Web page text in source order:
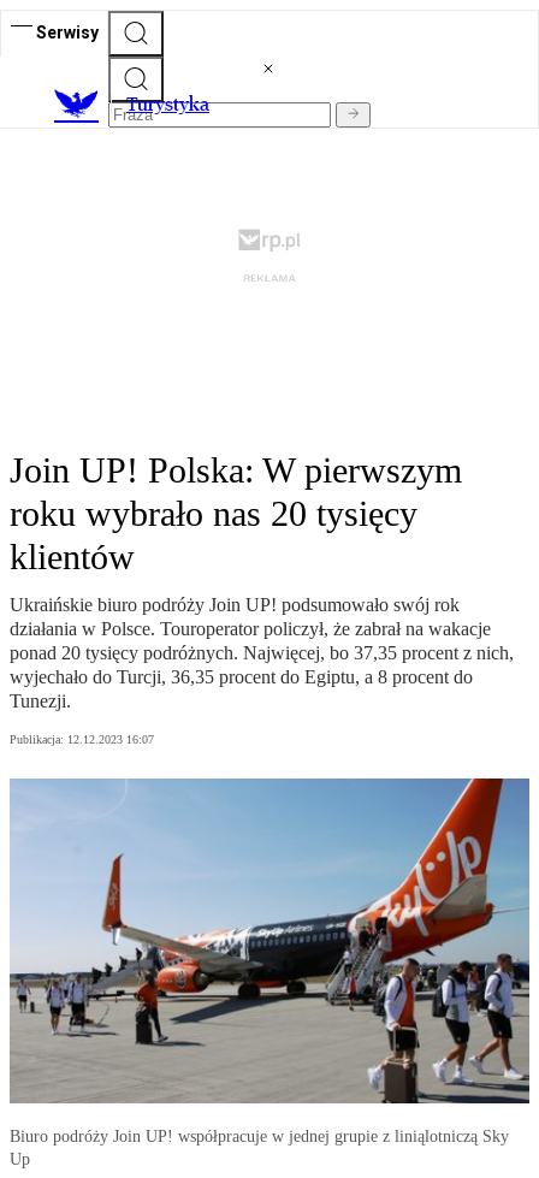
Serwisy
Turystyka
Join UP! Polska: W pierwszym
roku wybrało nas 20 tysięcy
klientów
Ukraińskie biuro podróży Join UP! podsumowało swój rok
działania w Polsce. Touroperator policzył, że zabrał na wakacje
ponad 20 tysięcy podróżnych. Najwięcej, bo 37,35 procent z nich,
wyjechało do Turcji, 36,35 procent do Egiptu, a 8 procent do
Tunezji.
Publikacja: 12.12.2023 16:07
Biuro podróży Join UP! współpracuje w jednej grupie z liniąlotniczą Sky
Up